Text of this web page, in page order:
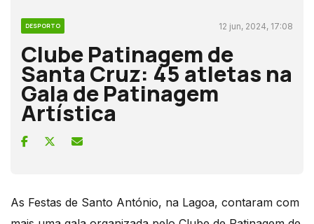
DESPORTO 12 jun, 2024, 17:08
Clube Patinagem de
Santa Cruz: 45 atletas na
Gala de Patinagem
Artística
As Festas de Santo António, na Lagoa, contaram com